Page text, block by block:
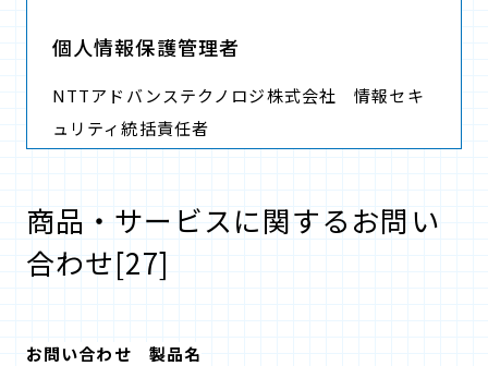
商品・サービスに関するお問い
合わせ[27]
お問い合わせ 製品名